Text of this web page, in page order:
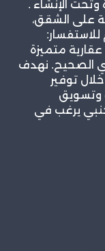
وتحت الإنشاء .
على الشقق،
للاستفسار:
عقارية متميزة
الصحيح. نهدف
توفير
وتسويق
يرغب في